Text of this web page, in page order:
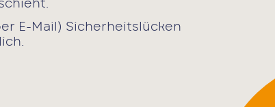
E-Mail) Sicherheitslücken